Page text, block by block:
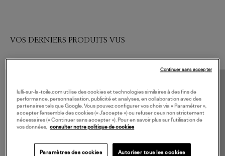
VOS DERNIERS PRODUITS VUS
lulli-sur-la-toile.com utilise des cookies et technologies similaires à des fins de
performance, personnalisation, publicité et analyses, en collaboration avec des
partenaires tels que Google. Vous pouvez configurer vos choix via « Paramétrer »,
accepter l’ensemble des cookies (« J’accepte ») ou refuser ceux non strictement
nécessaires (« Continuer sans accepter »). Pour en savoir plus sur l’utilisation de
vos données, consulter notre politique de cookies
Paramètres des cookies Autoriser tous les cookies
Continuer sans accepter